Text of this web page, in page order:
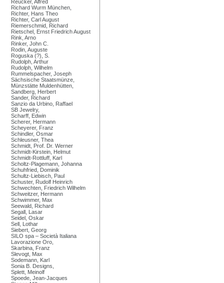
Reucker, Alfred
Richard Wurm München,
Richter, Hans Theo
Richter, Carl August
Riemerschmid, Richard
Rietschel, Ernst Friedrich August
Rink, Arno
Rinker, John C.
Rodin, Auguste
Roguska (?), S.
Rudolph, Arthur
Rudolph, Wilhelm
Rummelspacher, Joseph
Sächsische Staatsmünze,
Münzstätte Muldenhütten,
Sandberg, Herbert
Sander, Richard
Sanzio da Urbino, Raffael
SB Jewelry,
Scharff, Edwin
Scherer, Hermann
Scheyerer, Franz
Schindler, Osmar
Schleusner, Thea
Schmidt, Prof. Dr. Werner
Schmidt-Kirstein, Helmut
Schmidt-Rottluff, Karl
Scholtz-Plagemann, Johanna
Schuhfried, Dominik
Schultz-Liebisch, Paul
Schuster, Rudolf Heinrich
Schwechten, Friedrich Wilhelm
Schweitzer, Hermann
Schwimmer, Max
Seewald, Richard
Segall, Lasar
Seidel, Oskar
Sell, Lothar
Siebert, Georg
SILO spa – Società Italiana
Lavorazione Oro,
Skarbina, Franz
Slevogt, Max
Sodemann, Karl
Sonia B. Designs,
Splett, Meinolf
Spoede, Jean-Jacques